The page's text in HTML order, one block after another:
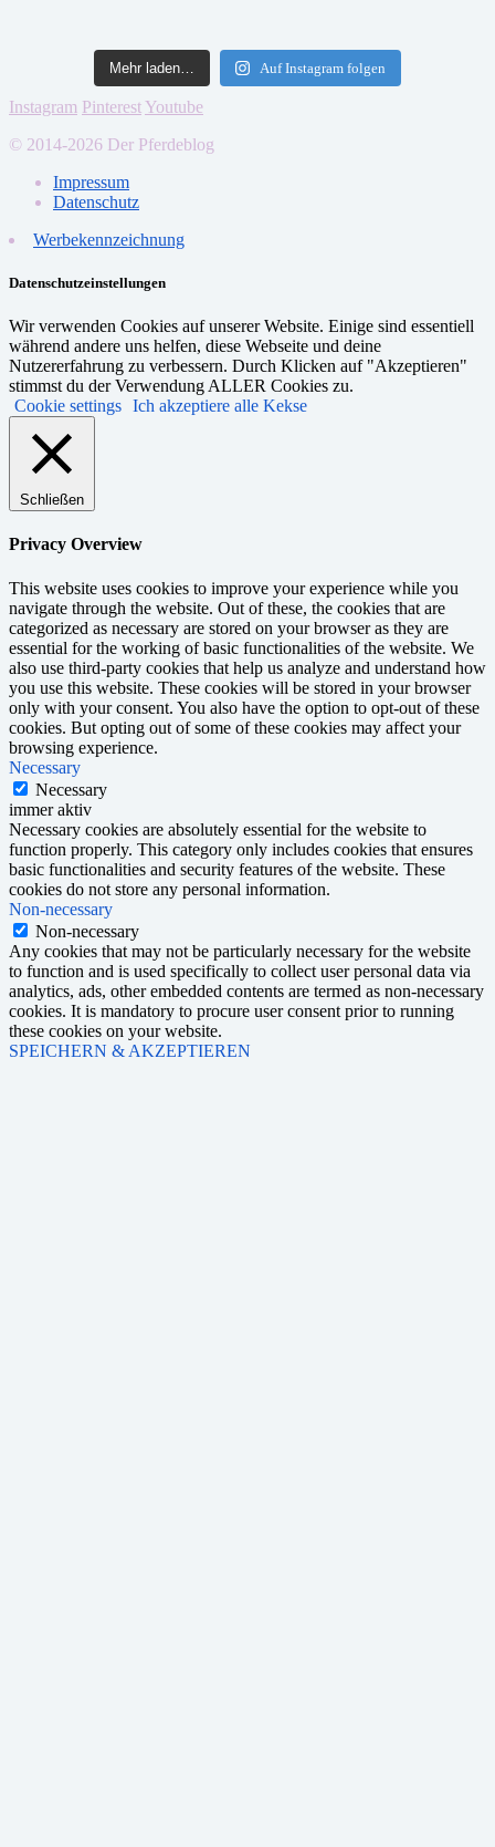
Mehr laden… Auf Instagram folgen
Instagram PinterestYoutube
© 2014-2026 Der Pferdeblog
Impressum
Datenschutz
Werbekennzeichnung
Datenschutzeinstellungen
Wir verwenden Cookies auf unserer Website. Einige sind essentiell
während andere uns helfen, diese Webseite und deine
Nutzererfahrung zu verbessern. Durch Klicken auf "Akzeptieren"
stimmst du der Verwendung ALLER Cookies zu.
Cookie settings Ich akzeptiere alle Kekse
Schließen
Privacy Overview
This website uses cookies to improve your experience while you
navigate through the website. Out of these, the cookies that are
categorized as necessary are stored on your browser as they are
essential for the working of basic functionalities of the website. We
also use third-party cookies that help us analyze and understand how
you use this website. These cookies will be stored in your browser
only with your consent. You also have the option to opt-out of these
cookies. But opting out of some of these cookies may affect your
browsing experience.
Necessary
Necessary
immer aktiv
Necessary cookies are absolutely essential for the website to
function properly. This category only includes cookies that ensures
basic functionalities and security features of the website. These
cookies do not store any personal information.
Non-necessary
Non-necessary
Any cookies that may not be particularly necessary for the website
to function and is used specifically to collect user personal data via
analytics, ads, other embedded contents are termed as non-necessary
cookies. It is mandatory to procure user consent prior to running
these cookies on your website.
SPEICHERN & AKZEPTIEREN